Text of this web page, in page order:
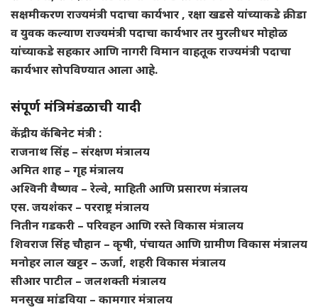
सक्षमीकरण राज्यमंत्री पदाचा कार्यभार , रक्षा खडसे यांच्याकडे क्रीडा
व युवक कल्याण राज्यमंत्री पदाचा कार्यभार तर मुरलीधर मोहोळ
यांच्याकडे सहकार आणि नागरी विमान वाहतूक राज्यमंत्री पदाचा
कार्यभार सोपविण्यात आला आहे.
संपूर्ण मंत्रिमंडळाची यादी
केंद्रीय कॅबिनेट मंत्री :
राजनाथ सिंह – संरक्षण मंत्रालय
अमित शाह – गृह मंत्रालय
अश्विनी वैष्णव – रेल्वे, माहिती आणि प्रसारण मंत्रालय
एस. जयशंकर – परराष्ट्र मंत्रालय
नितीन गडकरी – परिवहन आणि रस्ते विकास मंत्रालय
शिवराज सिंह चौहान – कृषी, पंचायत आणि ग्रामीण विकास मंत्रालय
मनोहर लाल खट्टर – ऊर्जा, शहरी विकास मंत्रालय
सीआर पाटील – जलशक्ती मंत्रालय
मनसुख मांडविया – कामगार मंत्रालय